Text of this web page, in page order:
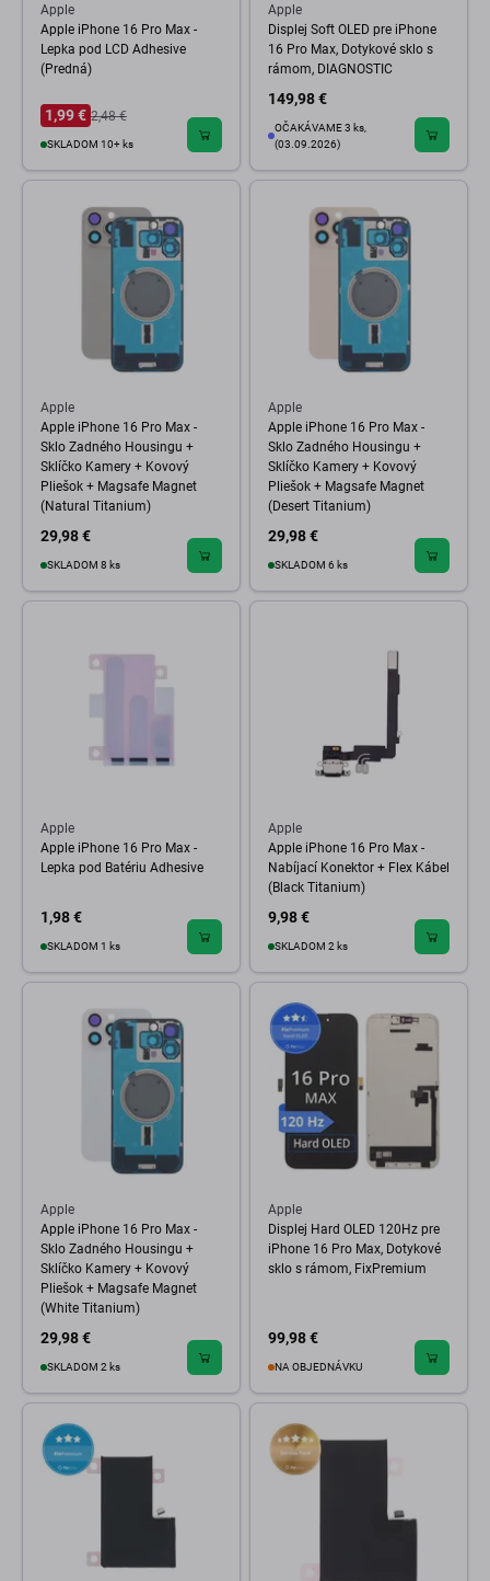
Apple
Apple iPhone 16 Pro Max -
Lepka pod LCD Adhesive
(Predná)
1,99 € 2,48 €
SKLADOM 10+ ks
Apple
Displej Soft OLED pre iPhone
16 Pro Max, Dotykové sklo s
rámom, DIAGNOSTIC
149,98 €
OČAKÁVAME 3 ks,
(03.09.2026)
Apple
Apple iPhone 16 Pro Max -
Sklo Zadného Housingu +
Sklíčko Kamery + Kovový
Pliešok + Magsafe Magnet
(Natural Titanium)
29,98 €
SKLADOM 8 ks
Apple
Apple iPhone 16 Pro Max -
Sklo Zadného Housingu +
Sklíčko Kamery + Kovový
Pliešok + Magsafe Magnet
(Desert Titanium)
29,98 €
SKLADOM 6 ks
Apple
Apple iPhone 16 Pro Max -
Lepka pod Batériu Adhesive
1,98 €
SKLADOM 1 ks
Apple
Apple iPhone 16 Pro Max -
Nabíjací Konektor + Flex Kábel
(Black Titanium)
9,98 €
SKLADOM 2 ks
Apple
Apple iPhone 16 Pro Max -
Sklo Zadného Housingu +
Sklíčko Kamery + Kovový
Pliešok + Magsafe Magnet
(White Titanium)
29,98 €
SKLADOM 2 ks
Apple
Displej Hard OLED 120Hz pre
iPhone 16 Pro Max, Dotykové
sklo s rámom, FixPremium
99,98 €
NA OBJEDNÁVKU